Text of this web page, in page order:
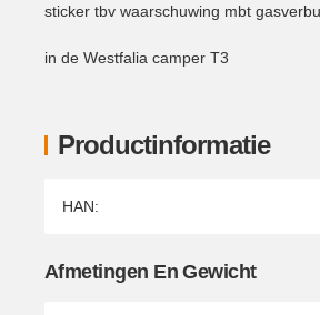
Productinformatie
Producteigenschap
Waarde
HAN:
Afmetingen En Gewicht
sticker tbv waarschuwing mbt
in de Westfalia camper T3